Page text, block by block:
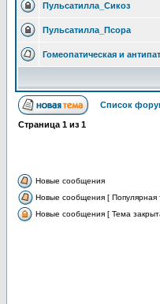
Пульсатилла_Сикоз
Пульсатилла_Псора
Гомеопатическая и
Список
Страница 1 из 1
Новые сообщения
Новые сообщения [ Популярная
Новые сообщения [ Тема